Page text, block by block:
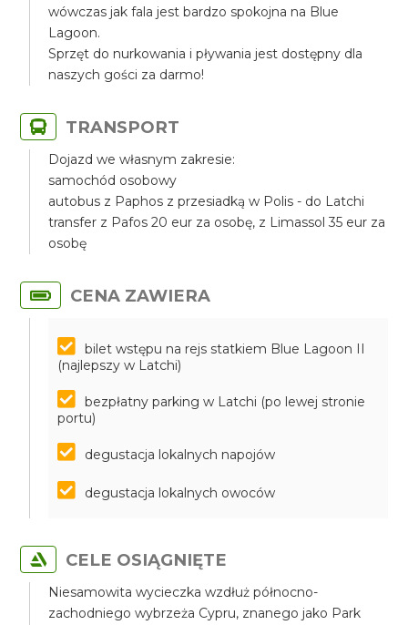
wówczas jak fala jest bardzo spokojna na Blue
Lagoon.
Sprzęt do nurkowania i pływania jest dostępny dla
naszych gości za darmo!
TRANSPORT
Dojazd we własnym zakresie:
samochód osobowy
autobus z Paphos z przesiadką w Polis - do Latchi
transfer z Pafos 20 eur za osobę, z Limassol 35 eur za
osobę
CENA ZAWIERA
bilet wstępu na rejs statkiem Blue Lagoon II
(najlepszy w Latchi)
bezpłatny parking w Latchi (po lewej stronie
portu)
degustacja lokalnych napojów
degustacja lokalnych owoców
CELE OSIĄGNIĘTE
Niesamowita wycieczka wzdłuż północno-
zachodniego wybrzeża Cypru, znanego jako Park